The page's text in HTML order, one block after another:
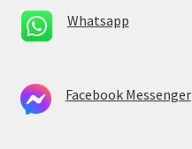
Whatsapp
Facebook Messenger